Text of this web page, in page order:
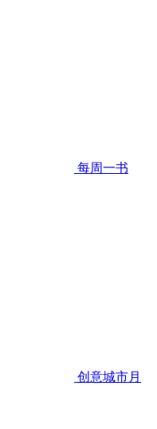
每周一书
创意城市月